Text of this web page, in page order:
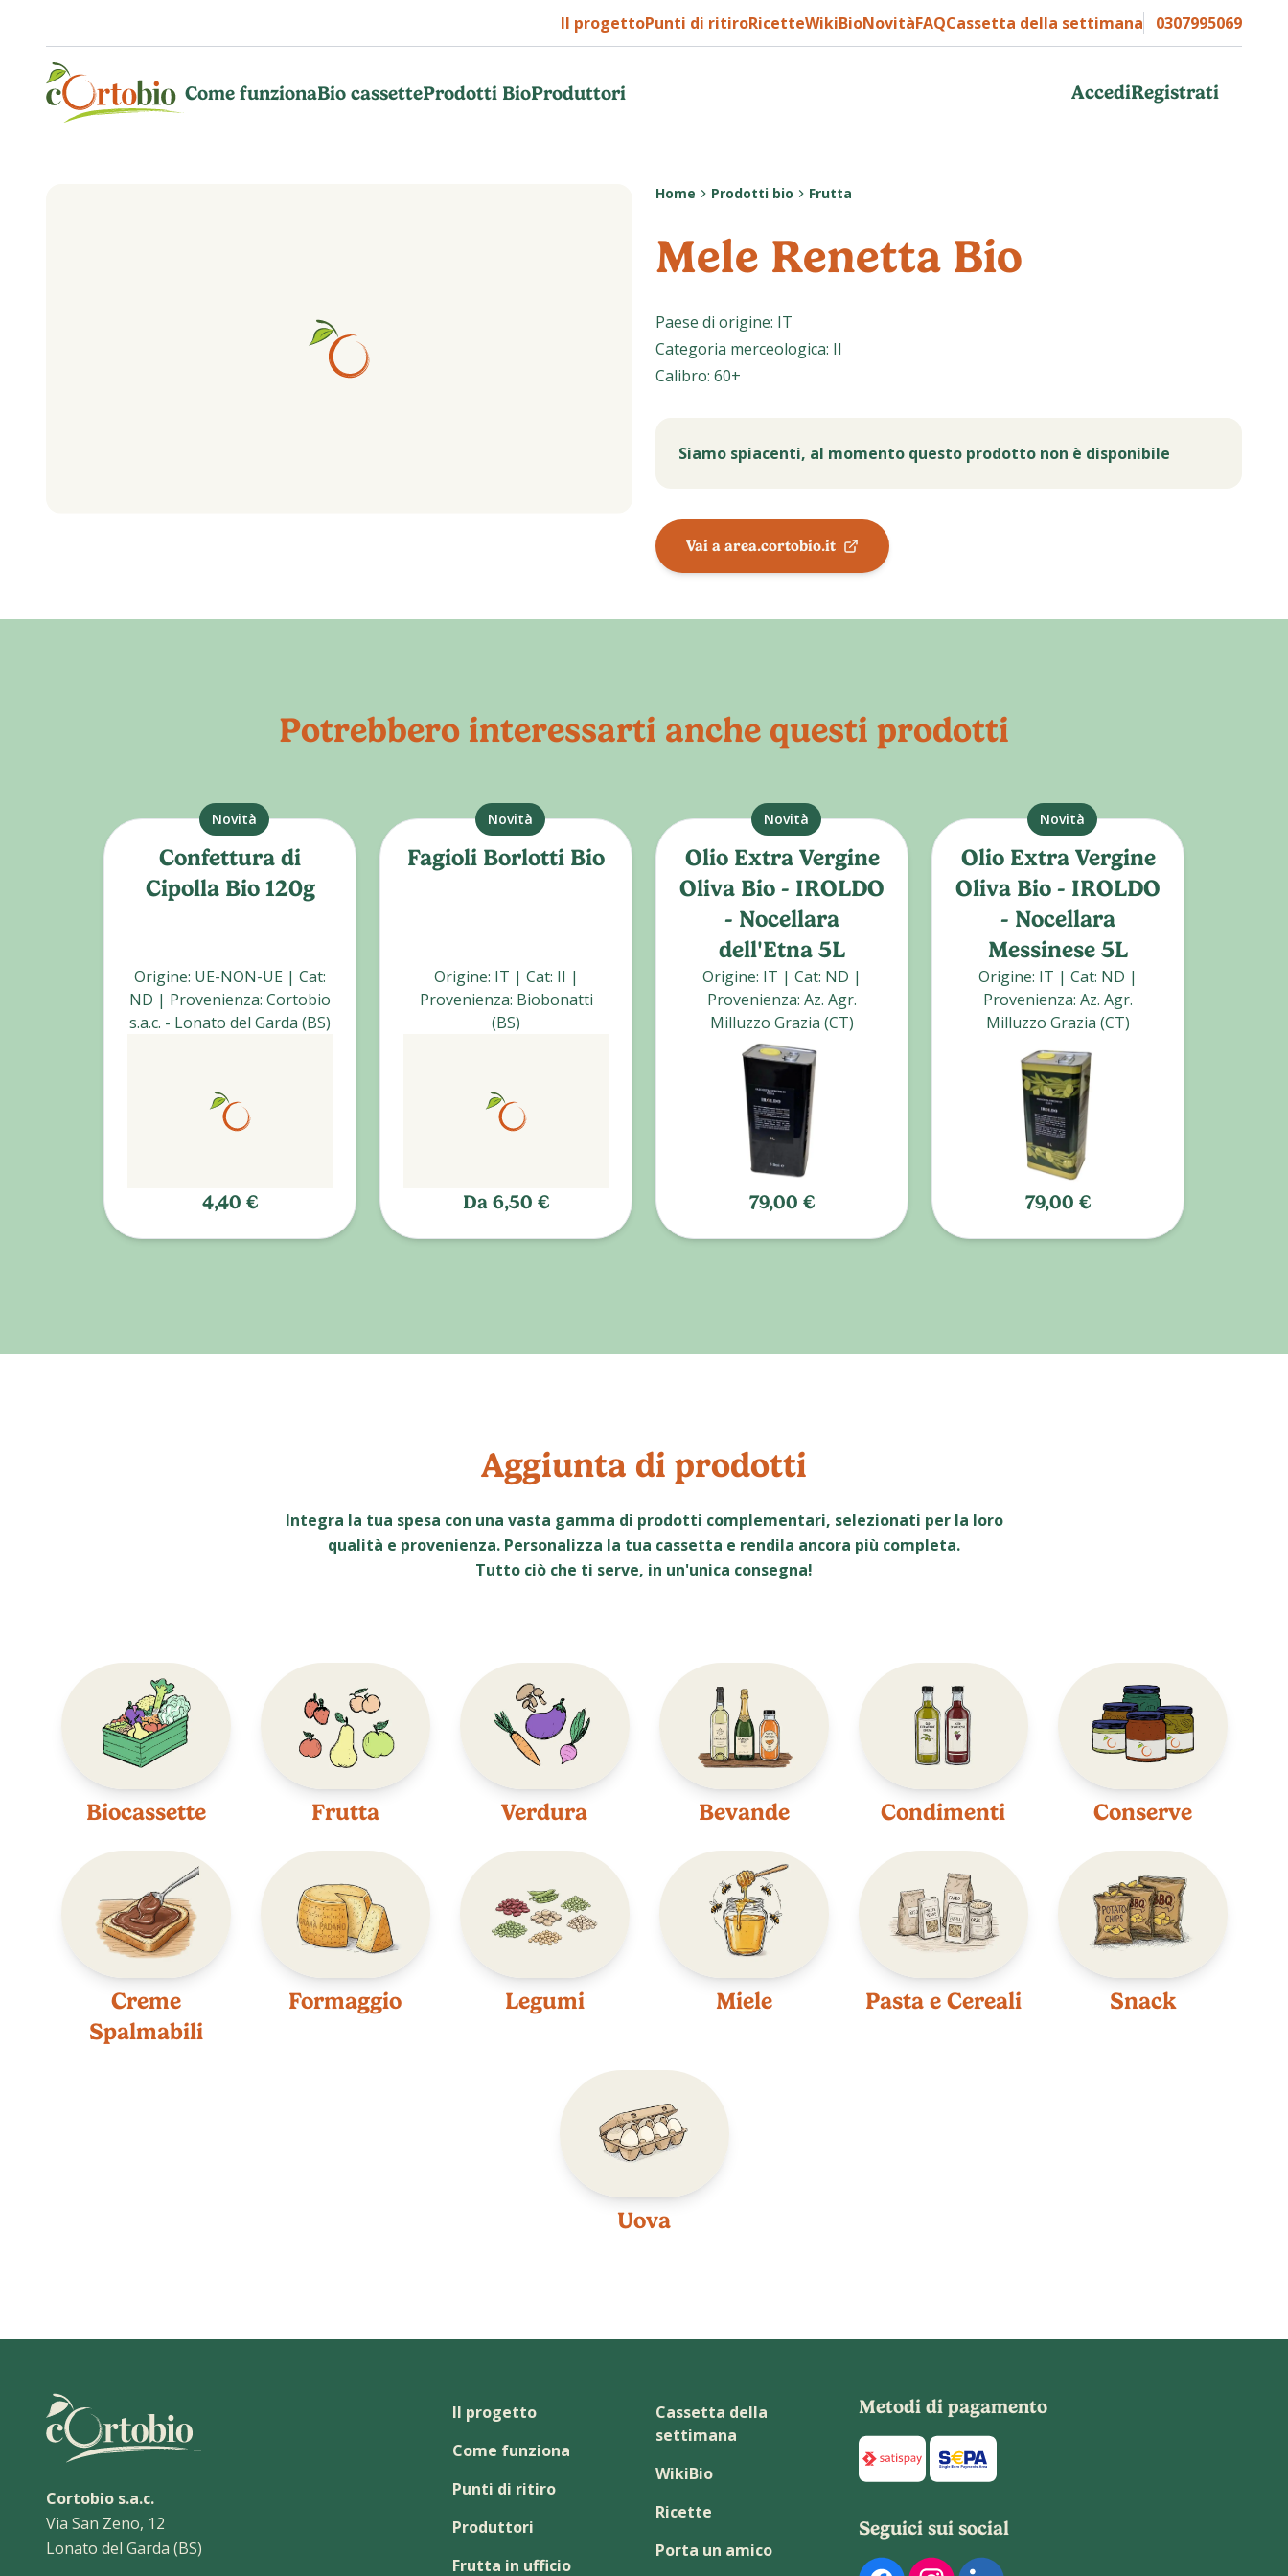
Come funzionaBio cassetteProdotti BioProduttori
Il progettoPunti di ritiroRicetteWikiBioNovitàFAQCassetta della settimana 0307995069
AccediRegistrati
Home Prodotti bio Frutta
Mele Renetta Bio
Paese di origine: IT
Categoria merceologica: II
Calibro: 60+
Siamo spiacenti, al momento questo prodotto non è disponibile
Vai a area.cortobio.it
Potrebbero interessarti anche questi prodotti
Confettura di
Cipolla Bio 120g
Origine: UE-NON-UE | Cat:
ND | Provenienza: Cortobio
s.a.c. - Lonato del Garda (BS)
4,40 €
Novità
Fagioli Borlotti Bio
Origine: IT | Cat: II |
Provenienza: Biobonatti
(BS)
Da 6,50 €
Novità
Olio Extra Vergine
Oliva Bio - IROLDO
- Nocellara
dell'Etna 5L
Origine: IT | Cat: ND |
Provenienza: Az. Agr.
Milluzzo Grazia (CT)
79,00 €
Novità
Olio Extra Vergine
Oliva Bio - IROLDO
- Nocellara
Messinese 5L
Origine: IT | Cat: ND |
Provenienza: Az. Agr.
Milluzzo Grazia (CT)
79,00 €
Novità
Aggiunta di prodotti
Integra la tua spesa con una vasta gamma di prodotti complementari, selezionati per la loro
qualità e provenienza. Personalizza la tua cassetta e rendila ancora più completa.
Tutto ciò che ti serve, in un'unica consegna!
Biocassette Frutta Verdura Bevande Condimenti Conserve
Creme
Spalmabili
Formaggio Legumi Miele Pasta e Cereali Snack
Uova
Cortobio s.a.c.
Via San Zeno, 12
Lonato del Garda (BS)
Il progetto
Come funziona
Punti di ritiro
Produttori
Frutta in ufficio
Cassetta della
settimana
WikiBio
Ricette
Porta un amico
Metodi di pagamento
Di seguito sono elencati i metodi di pagamento disponibili
Seguici sui social
Di seguito sono elencati i nostri profili social ufficiali. Puoi